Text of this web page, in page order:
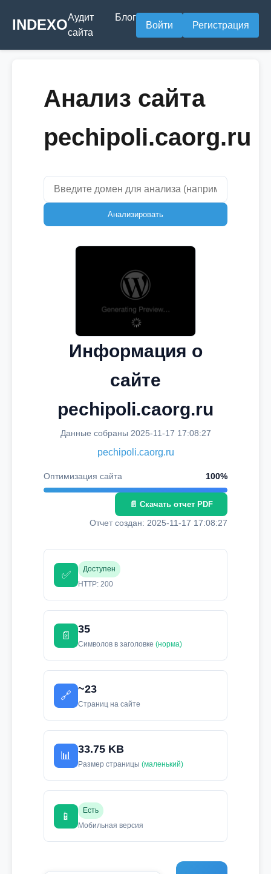
INDEXOАудит
сайта
Блог
Войти Регистрация
Анализ сайта
pechipoli.caorg.ru
Анализировать
Информация о
сайте
pechipoli.caorg.ru
Данные собраны 2025-11-17 17:08:27
pechipoli.caorg.ru
Оптимизация сайта 100%
📄 Скачать отчет PDF
Отчет создан: 2025-11-17 17:08:27
✅
Доступен
HTTP: 200
📄
35
Символов в заголовке (норма)
🔗
~23
Страниц на сайте
📊
33.75 KB
Размер страницы (маленький)
📱
Есть
Мобильная версия